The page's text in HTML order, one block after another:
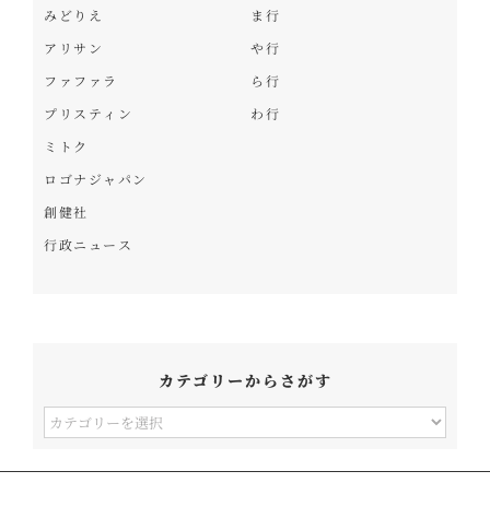
みどりえ
アリサン
ファファラ
プリスティン
ミトク
ロゴナジャパン
創健社
行政ニュース
ま行
や行
ら行
わ行
カテゴリーからさがす
カ